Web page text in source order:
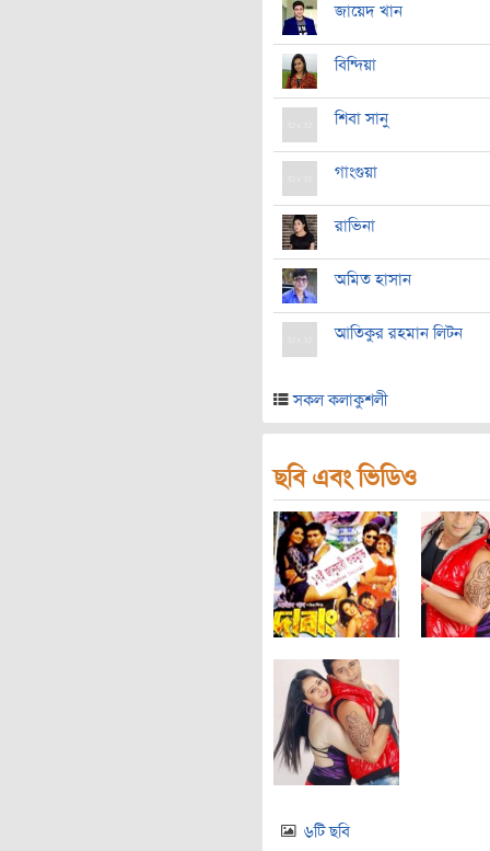
জায়েদ খান
বিন্দিয়া
শিবা সানু
গাংগুয়া
রাভিনা
অমিত হাসান
আতিকুর রহমান লিটন
সকল কলাকুশলী
ছবি এবং ভিডিও
৬টি ছবি